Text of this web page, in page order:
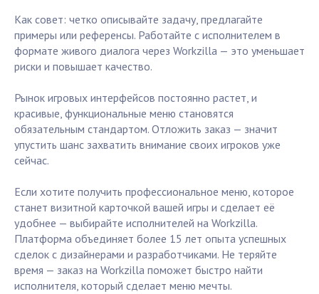
Как совет: четко описывайте задачу, предлагайте
примеры или референсы. Работайте с исполнителем в
формате живого диалога через Workzilla — это уменьшает
риски и повышает качество.
Рынок игровых интерфейсов постоянно растет, и
красивые, функциональные меню становятся
обязательным стандартом. Отложить заказ — значит
упустить шанс захватить внимание своих игроков уже
сейчас.
Если хотите получить профессиональное меню, которое
станет визитной карточкой вашей игры и сделает её
удобнее — выбирайте исполнителей на Workzilla.
Платформа объединяет более 15 лет опыта успешных
сделок с дизайнерами и разработчиками. Не теряйте
время — заказ на Workzilla поможет быстро найти
исполнителя, который сделает меню мечты.